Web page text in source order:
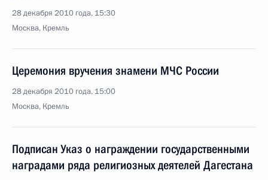
28 декабря 2010 года, 15:30
Москва, Кремль
Церемония вручения знамени МЧС России
28 декабря 2010 года, 15:00
Москва, Кремль
Подписан Указ о награждении государственными
наградами ряда религиозных деятелей Дагестана